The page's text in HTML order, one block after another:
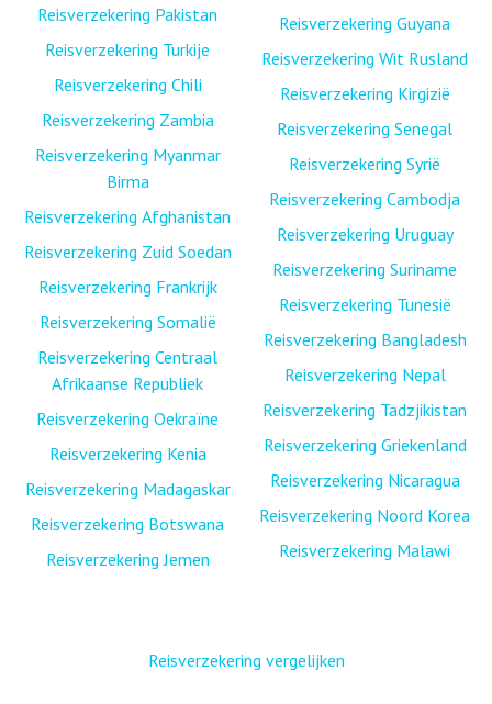
Reisverzekering Pakistan
Reisverzekering Turkije
Reisverzekering Chili
Reisverzekering Zambia
Reisverzekering Myanmar
Birma
Reisverzekering Afghanistan
Reisverzekering Zuid Soedan
Reisverzekering Frankrijk
Reisverzekering Somalië
Reisverzekering Centraal
Afrikaanse Republiek
Reisverzekering Oekraïne
Reisverzekering Kenia
Reisverzekering Madagaskar
Reisverzekering Botswana
Reisverzekering Jemen
Reisverzekering Guyana
Reisverzekering Wit Rusland
Reisverzekering Kirgizië
Reisverzekering Senegal
Reisverzekering Syrië
Reisverzekering Cambodja
Reisverzekering Uruguay
Reisverzekering Suriname
Reisverzekering Tunesië
Reisverzekering Bangladesh
Reisverzekering Nepal
Reisverzekering Tadzjikistan
Reisverzekering Griekenland
Reisverzekering Nicaragua
Reisverzekering Noord Korea
Reisverzekering Malawi
Reisverzekering vergelijken